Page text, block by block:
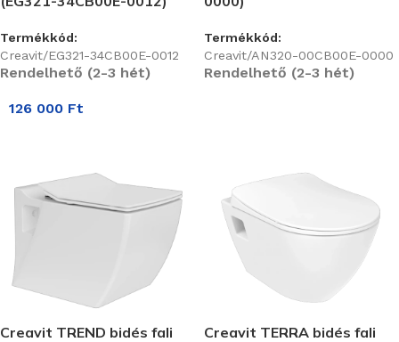
Termékkód:
Creavit/EG321-34CB00E-0012
Rendelhető (2-3 hét)
Termékkód:
Creavit/AN320-00CB00E-0000
Rendelhető (2-3 hét)
126 000 Ft
Creavit TREND bidés fali
Creavit TERRA bidés fali